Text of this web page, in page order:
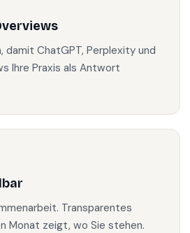
damit ChatGPT, Perplexity und
Ihre Praxis als Antwort
Transparentes
Monat zeigt, wo Sie stehen.